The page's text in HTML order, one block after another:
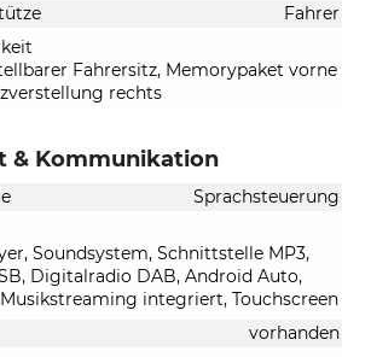
Fahrer
Fahrersitz, Memorypaket vorne
rechts
& Kommunikation
Sprachsteuerung
Soundsystem, Schnittstelle MP3,
Digitalradio DAB, Android Auto,
integriert, Touchscreen
vorhanden